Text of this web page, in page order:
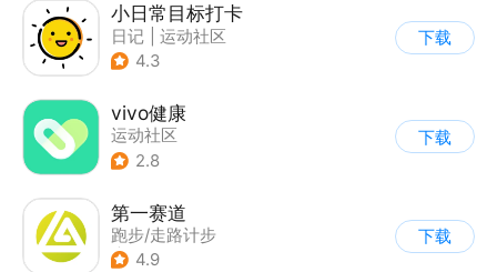
小日常目标打卡
日记
运动社区
4.3
下载
vivo健康
运动社区
2.8
下载
第一赛道
跑步/走路计步
| 运动社区
4.9
下载